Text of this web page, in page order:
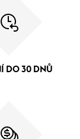
DO 30 DNŮ